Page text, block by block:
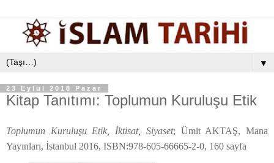
▼
23 Eylül 2018 Pazar
Kitap Tanıtımı: Toplumun Kuruluşu Etik
Toplumun Kuruluşu Etik, İktisat, Siyaset; Ümit AKTAŞ, Mana
Yayınları, İstanbul 2016, ISBN:978-605-66665-2-0, 160 sayfa